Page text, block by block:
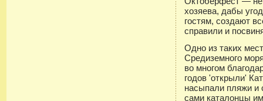
хозяева, дабы
гостям, создают
справили и
Одно из таких
Средиземного
во многом
годов 'открыли'
насыпали пляжи и
сами каталонцы